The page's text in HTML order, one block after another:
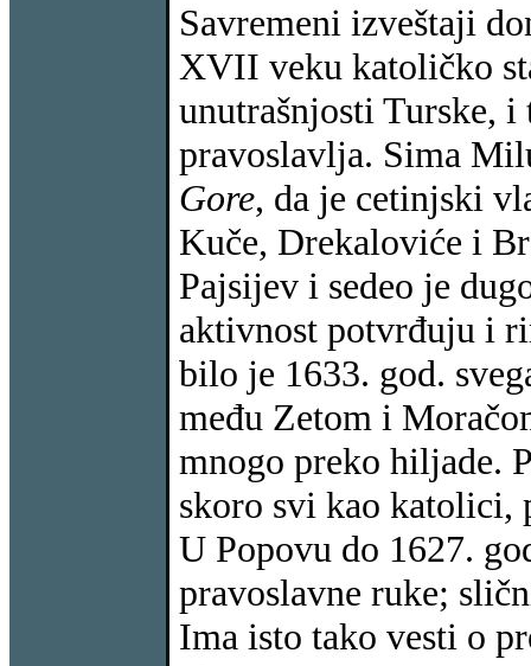
Savremeni izveštaji
XVII veku katoličko
unutrašnjosti Turske,
pravoslavlja. Sima
Gore, da je cetinjski
Kuče, Drekaloviće i
Pajsijev i sedeo je
aktivnost potvrđuju i
bilo je 1633. god.
među Zetom i
mnogo preko hiljade.
skoro svi kao katolici,
U Popovu do 1627.
pravoslavne ruke;
Ima isto tako vesti o